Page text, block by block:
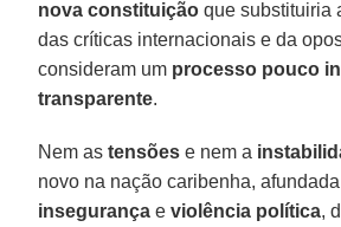
nova constituição que substituiria
das críticas internacionais e da
consideram um processo pouco
transparente.
Nem astensões e nem a
novo na nação caribenha,
insegurança eviolência política,